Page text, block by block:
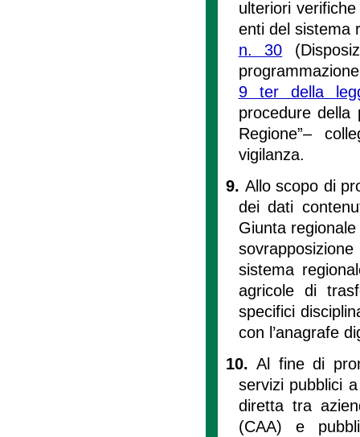
ulteriori
enti del sistema
n. 30
9 ter della
procedure della
Regione”–
vigilanza.
9. Allo scopo di
dei dati
Giunta
sistema
agricole di
specifici
con l’anagrafe
10.Al fine di
servizi pubblici
diretta tra
(CAA) e